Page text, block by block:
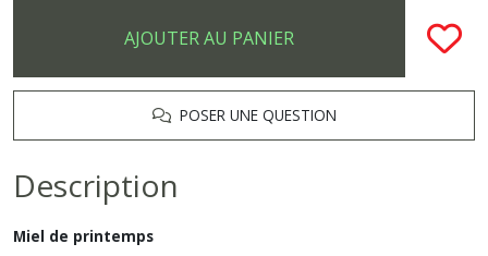
AJOUTER AU PANIER
POSER UNE QUESTION
Description
Miel de printemps